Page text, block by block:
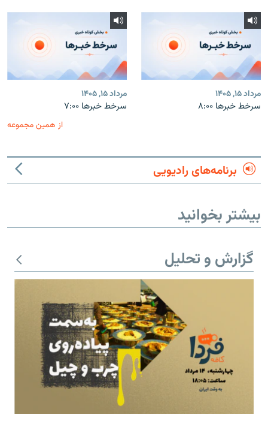
مرداد ۱۵, ۱۴۰۵
سرخط خبرها ۸:۰۰
مرداد ۱۵, ۱۴۰۵
سرخط خبرها ۷:۰۰
از همین مجموعه
برنامه‌های رادیویی
بیشتر بخوانید
گزارش و تحلیل